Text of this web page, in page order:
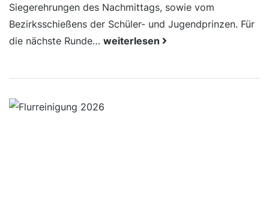
Siegerehrungen des Nachmittags, sowie vom
Bezirksschießens der Schüler- und Jugendprinzen. Für
die nächste Runde… weiterlesen